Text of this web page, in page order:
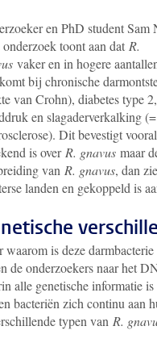
en PhD student Sam
toont aan dat R.
vaker en in hogere
bij chronische
van Crohn), diabetes type
en slagaderverkalking (=
Dit bevestigt
is over R. gnavus maar
van R. gnavus, dan
landen en gekoppeld is
waarom is deze
de onderzoekers naar het
alle genetische informatie
bacteriën zich continu aan
typen van R.